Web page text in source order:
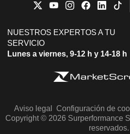
NUESTROS EXPERTOS A TU
SERVICIO
Lunes a viernes, 9-12 h y 14-18 h
Aviso legal Configuración de
Copyright © 2026 Surperformance
reservados.